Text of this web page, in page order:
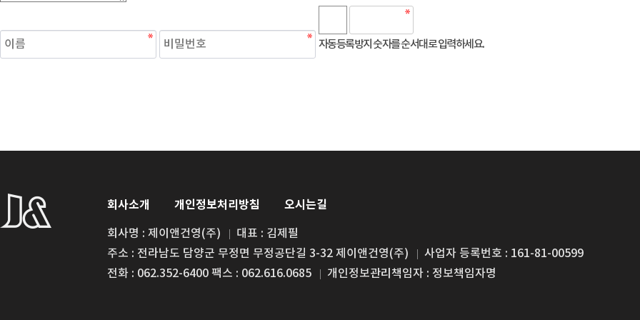
자동등록방지 숫자를 순서대로 입력하세요.
회사소개 개인정보처리방침 오시는길
회사명 : 제이앤건영(주)
대표 : 김제필
주소 : 전라남도 담양군 무정면 무정공단길 3-32 제이앤건영(주)
사업자 등록번호 : 161-81-00599
전화 : 062.352-6400 팩스 : 062.616.0685
개인정보관리책임자 : 정보책임자명